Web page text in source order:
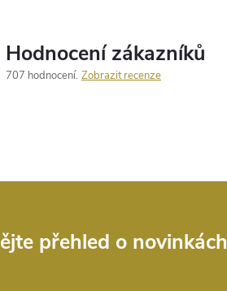
Hodnocení zákazníků
707 hodnocení Zobrazit recenze
přehled o novinkách